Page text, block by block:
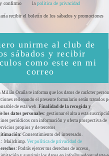
la politica de privacidad
Millán Ocaña te informa que los datos de carácter
rellenando el presente formulario serán tratados
de esta web. Finalidad de la recogida y
los datos personales: gestionar el alta a esta
periódicos con información y oferta prospectiva de
propios y de terceros
Consentimiento del interesado.
Mailchimp. Ver política de privacidad de
Podrás ejercer tus derechos de acceso,
confirmo
recibir el boletín de los sábados y promociones
unirme al club de
sábados y recibir
como este en mi
correo